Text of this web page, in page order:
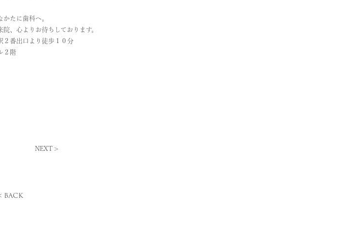
たに歯科へ。
、心よりお待ちしております。
番出口より徒歩１０分
２階
NEXT>